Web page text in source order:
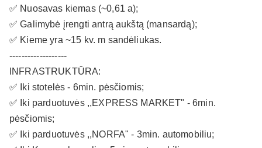
✅ Nuosavas kiemas (~0,61 a);
✅ Galimybė įrengti antrą aukštą (mansardą);
✅ Kieme yra ~15 kv. m sandėliukas.
-------------------
INFRASTRUKTŪRA:
✅ Iki stotelės - 6min. pėsčiomis;
✅ Iki parduotuvės ,,EXPRESS MARKET" - 6min.
pėsčiomis;
✅ Iki parduotuvės ,,NORFA" - 3min. automobiliu;